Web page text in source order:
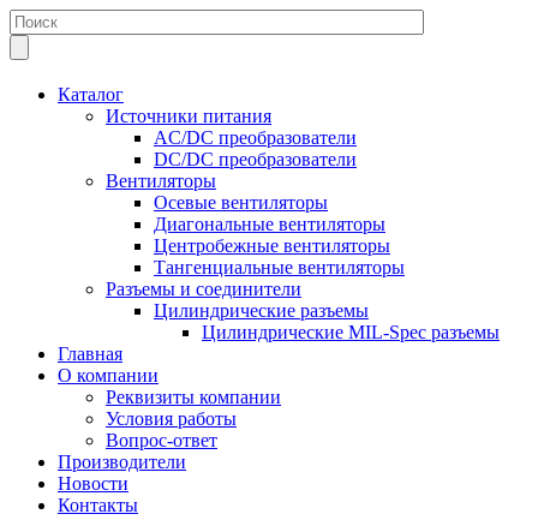
Каталог
Источники питания
AC/DC преобразователи
DC/DC преобразователи
Вентиляторы
Осевые вентиляторы
Диагональные вентиляторы
Центробежные вентиляторы
Тангенциальные вентиляторы
Разъемы и соединители
Цилиндрические разъемы
Цилиндрические MIL-Spec разъемы
Главная
О компании
Реквизиты компании
Условия работы
Вопрос-ответ
Производители
Новости
Контакты